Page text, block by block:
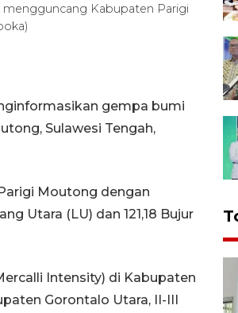
Kabupaten Parigi
gempa bumi
Sulawesi Tengah,
Moutong dengan
Utara (LU) dan 121,18 Bujur
Intensity) di Kabupaten
Gorontalo Utara, II-III